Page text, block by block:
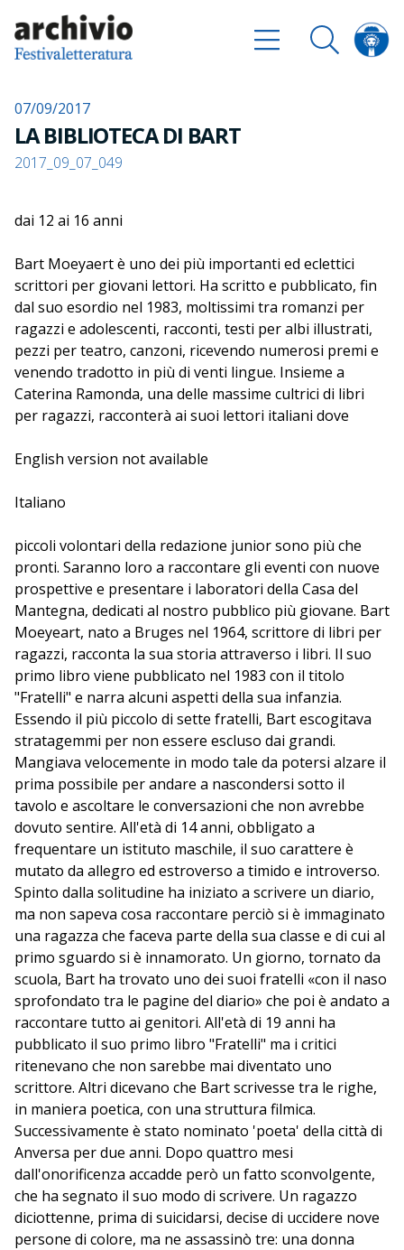
07/09/2017
LA BIBLIOTECA DI BART
2017_09_07_049
dai 12 ai 16 anni
Bart Moeyaert è uno dei più importanti ed eclettici
scrittori per giovani lettori. Ha scritto e pubblicato, fin
dal suo esordio nel 1983, moltissimi tra romanzi per
ragazzi e adolescenti, racconti, testi per albi illustrati,
pezzi per teatro, canzoni, ricevendo numerosi premi e
venendo tradotto in più di venti lingue. Insieme a
Caterina Ramonda, una delle massime cultrici di libri
per ragazzi, racconterà ai suoi lettori italiani dove
lattea". Con il sostegno di Flanders Literature.
English version not available
Italiano
piccoli volontari della redazione junior sono più che
pronti. Saranno loro a raccontare gli eventi con nuove
prospettive e presentare i laboratori della Casa del
Mantegna, dedicati al nostro pubblico più giovane. Bart
Moeyeart, nato a Bruges nel 1964, scrittore di libri per
ragazzi, racconta la sua storia attraverso i libri. Il suo
primo libro viene pubblicato nel 1983 con il titolo
"Fratelli" e narra alcuni aspetti della sua infanzia.
Essendo il più piccolo di sette fratelli, Bart escogitava
stratagemmi per non essere escluso dai grandi.
Mangiava velocemente in modo tale da potersi alzare il
prima possibile per andare a nascondersi sotto il
tavolo e ascoltare le conversazioni che non avrebbe
dovuto sentire. All'età di 14 anni, obbligato a
frequentare un istituto maschile, il suo carattere è
mutato da allegro ed estroverso a timido e introverso.
Spinto dalla solitudine ha iniziato a scrivere un diario,
ma non sapeva cosa raccontare perciò si è immaginato
una ragazza che faceva parte della sua classe e di cui al
primo sguardo si è innamorato. Un giorno, tornato da
scuola, Bart ha trovato uno dei suoi fratelli «con il naso
sprofondato tra le pagine del diario» che poi è andato a
raccontare tutto ai genitori. All'età di 19 anni ha
pubblicato il suo primo libro "Fratelli" ma i critici
ritenevano che non sarebbe mai diventato uno
scrittore. Altri dicevano che Bart scrivesse tra le righe,
in maniera poetica, con una struttura filmica.
Successivamente è stato nominato 'poeta' della città di
Anversa per due anni. Dopo quattro mesi
dall'onorificenza accadde però un fatto sconvolgente,
che ha segnato il suo modo di scrivere. Un ragazzo
diciottenne, prima di suicidarsi, decise di uccidere nove
persone di colore, ma ne assassinò tre: una donna